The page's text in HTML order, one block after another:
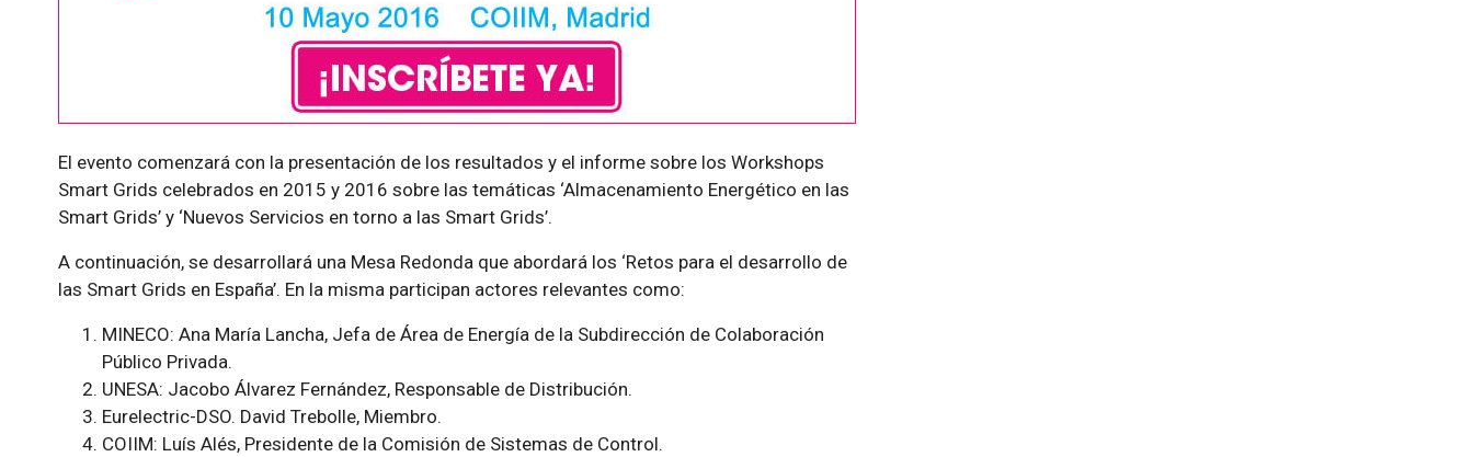
El evento comenzará con la presentación de los resultados y el informe sobre los Workshops
Smart Grids celebrados en 2015 y 2016 sobre las temáticas ‘Almacenamiento Energético en las
Smart Grids’ y ‘Nuevos Servicios en torno a las Smart Grids’.
A continuación, se desarrollará una Mesa Redonda que abordará los ‘Retos para el desarrollo de
las Smart Grids en España’. En la misma participan actores relevantes como:
MINECO: Ana María Lancha, Jefa de Área de Energía de la Subdirección de Colaboración
Público Privada.
UNESA: Jacobo Álvarez Fernández, Responsable de Distribución.
Eurelectric-DSO. David Trebolle, Miembro.
COIIM: Luís Alés, Presidente de la Comisión de Sistemas de Control.